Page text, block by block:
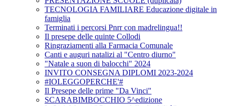
TECNOLOGIA FAMILIARE Educazione digitale in
famiglia
Terminati i percorsi Pnrr con madrelingua!!
Il presepe delle quinte Collodi
Ringraziamenti alla Farmacia Comunale
Canti e auguri natalizi al "Centro diurno"
"Natale a suon di balocchi" 2024
INVITO CONSEGNA DIPLOMI 2023-2024
#IOLEGGOPERCHE'#
Il Presepe delle prime "Da Vinci"
SCARABIMBOCCHIO 5^edizione